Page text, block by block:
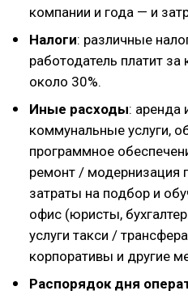
компании и года — и
Налоги: различные
работодатель платит
около 30%.
Иные расходы: аренда
коммунальные услуги,
программное
ремонт / модернизация
затраты на подбор и
офис (юристы,
услуги такси /
корпоративы и другие
Распорядок дня